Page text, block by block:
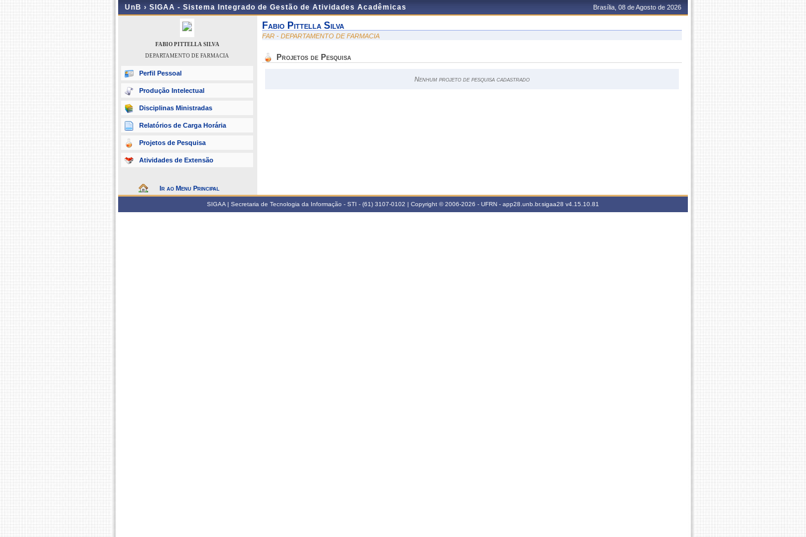
UnB › SIGAA - Sistema Integrado de Gestão de Atividades Acadêmicas Brasília, 08 de Agosto de 2026
FABIO PITTELLA SILVA
DEPARTAMENTO DE FARMACIA
Perfil Pessoal
Produção Intelectual
Disciplinas Ministradas
Relatórios de Carga Horária
Projetos de Pesquisa
Atividades de Extensão
Ir ao Menu Principal
Fabio Pittella Silva
FAR - DEPARTAMENTO DE FARMACIA
Projetos de Pesquisa
Nenhum projeto de pesquisa cadastrado
SIGAA | Secretaria de Tecnologia da Informação - STI - (61) 3107-0102 | Copyright © 2006-2026 - UFRN - app28.unb.br.sigaa28 v4.15.10.81